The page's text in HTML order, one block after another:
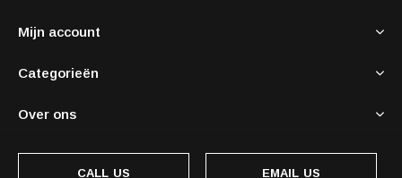
Mijn account
Categorieën
Over ons
CALL US EMAIL US